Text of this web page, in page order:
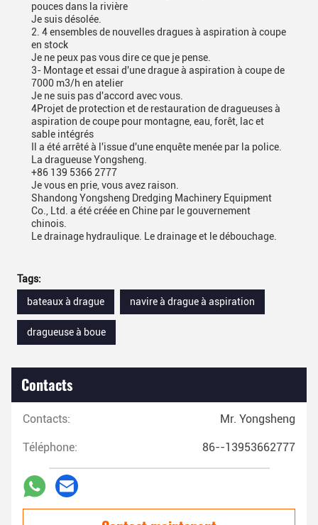
pouces dans la rivière
Je suis désolée.
2. 4 ensembles de nouvelles dragues à aspiration à coupe
en stock
Je ne peux pas vous dire ce que je pense.
3- Montage et essai d'une drague à aspiration à coupe de
7000 m3/h en atelier
Je ne suis pas d'accord avec vous.
4Projet de protection et de restauration de dragueuses à
aspiration de coupe pour montagne, eau, forêt, lac et
sable intégrés
Il a été arrêté à l'issue d'une enquête menée par la police.
La dragueuse Yongsheng.
+86 139 5366 2777
Je vous en prie, vous avez raison.
Shandong Yongsheng Dredging Machinery Equipment
Co., Ltd. a été créée en Chine par le gouvernement
chinois.
Le drainage hydraulique. Le drainage et le débouchage.
Tags:
bateaux à drague
navire à drague à aspiration
dragueuse à boue
Contacts
Contacts: Mr. Yongsheng
Téléphone: 86--13953662777